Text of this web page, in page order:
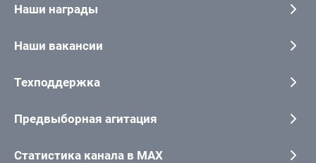
Наши награды
Наши вакансии
Техподдержка
Предвыборная агитация
Статистика канала в MAX